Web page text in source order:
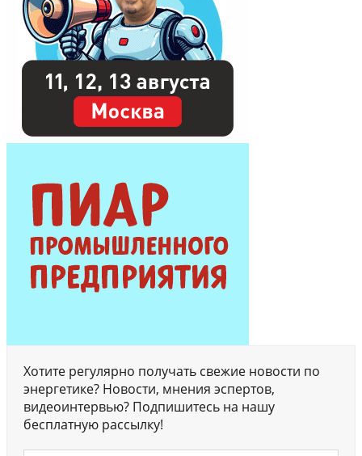
Хотите регулярно получать свежие новости по
энергетике? Новости, мнения эспертов,
видеоинтервью? Подпишитесь на нашу
бесплатную рассылку!